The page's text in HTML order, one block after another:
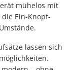
mühelos mit
Ein-Knopf-
lassen sich